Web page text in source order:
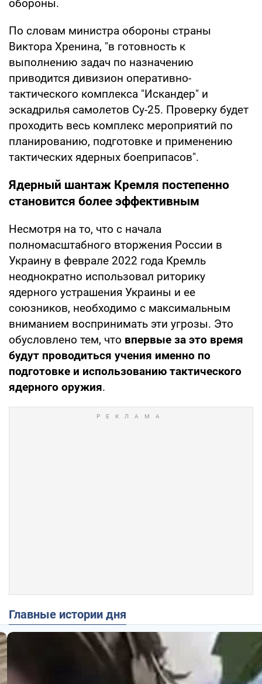
обороны.
По словам министра обороны страны
Виктора Хренина, "в готовность к
выполнению задач по назначению
приводится дивизион оперативно-
тактического комплекса "Искандер" и
эскадрилья самолетов Су-25. Проверку будет
проходить весь комплекс мероприятий по
планированию, подготовке и применению
тактических ядерных боеприпасов".
Ядерный шантаж Кремля постепенно
становится более эффективным
Несмотря на то, что с начала
полномасштабного вторжения России в
Украину в феврале 2022 года Кремль
неоднократно использовал риторику
ядерного устрашения Украины и ее
союзников, необходимо с максимальным
вниманием воспринимать эти угрозы. Это
обусловлено тем, что впервые за это время
будут проводиться учения именно по
подготовке и использованию тактического
ядерного оружия.
Главные истории дня